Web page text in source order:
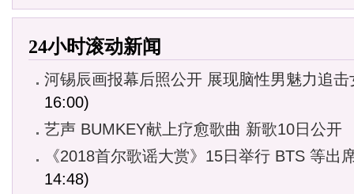
24小时滚动新闻
河锡辰画报幕后照公开 展现脑性男魅力追击
16:00)
艺声 BUMKEY献上疗愈歌曲 新歌10日公开
《2018首尔歌谣大赏》15日举行 BTS 等出
14:48)